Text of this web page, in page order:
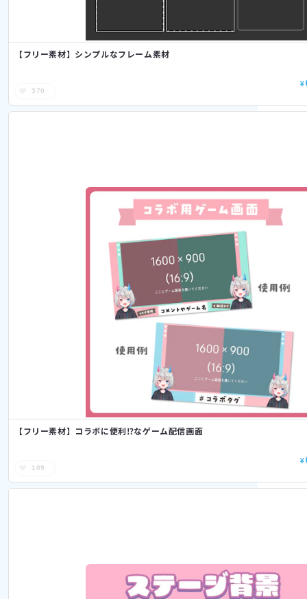
【フリー素材】シンプルなフレーム素材
370
¥
【フリー素材】コラボに便利⁉なゲーム配信画面
109
¥